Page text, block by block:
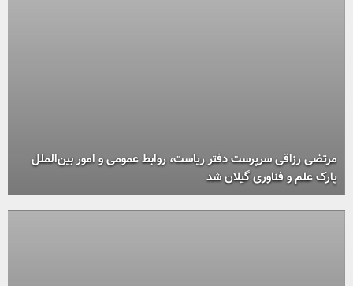
مرتضی رزاقی سرپرست دفتر ریاست، روابط عمومی و امور بین‌الملل
پارک علم و فناوری گیلان شد